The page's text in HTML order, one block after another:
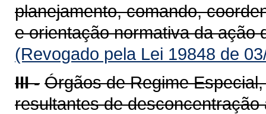
planejamento, comando,
e orientação normativa da ação
(Revogado pela Lei 19848 de
III - Órgãos de Regime
resultantes de